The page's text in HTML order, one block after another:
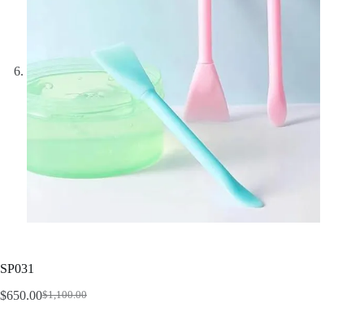
SP031
$1,100.00
Original
$650.00Current